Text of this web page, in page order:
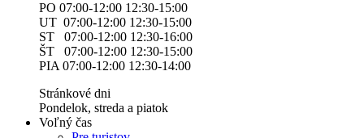
PO 07:00-12:00 12:30-15:00
UT 07:00-12:00 12:30-15:00
ST 07:00-12:00 12:30-16:00
ŠT 07:00-12:00 12:30-15:00
PIA 07:00-12:00 12:30-14:00
Stránkové dni
Pondelok, streda a piatok
Voľný čas